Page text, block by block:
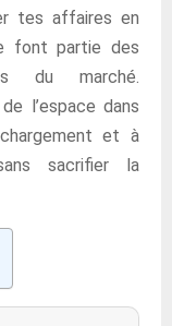
tes affaires en
font partie des
du marché.
l’espace dans
et à
sacrifier la